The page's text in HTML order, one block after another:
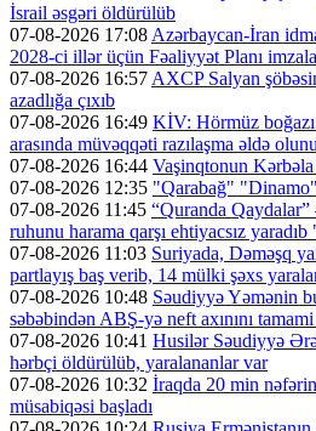
İsrail əsgəri öldürülüb
07-08-2026 17:08Azərbaycan-İran
2028-ci illər üçün Fəaliyyət Planı
07-08-2026 16:57AXCP Salyan
azadlığa çıxıb
07-08-2026 16:49 KİV: Hörmüz
arasında müvəqqəti razılaşma əldə
07-08-2026 16:44 Vaşinqtonun
07-08-2026 12:35 "Qarabağ"
07-08-2026 11:45 “Quranda
ruhunu harama qarşı ehtiyacsız
07-08-2026 11:03 Suriyada, Dəməşq
partlayış baş verib, 14 mülki şəxs
07-08-2026 10:48 Səudiyyə Yəmənin
səbəbindən ABŞ-yə neft axınını
07-08-2026 10:41 Husilər Səudiyyə
hərbçi öldürülüb, yaralananlar var
07-08-2026 10:32 İraqda 20 min
müsabiqəsi başladı